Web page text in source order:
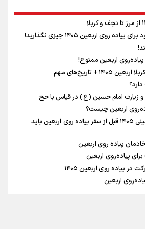
و کارفرما در اندیشه رهبر شهید: از تضاد به
و استقلال ملی؛ میراث رهبر شهید که با خون
طلایی برای پیاده روی اربعین
فاصله مرز شلمچه تا شهرهای زیارتی
روی اربعین ۱۴۰۵ چیزی نگذارید!
اربعین ممنوع!
+ تاریخ‌های مهم
و زیارت امام حسین (ع) در قیاس با حج
اربعین چیست؟
آنچه که زائران اربعین حسینی ۱۴۰۵ قبل از سفر پیاده روی اربعین باید
اربعین